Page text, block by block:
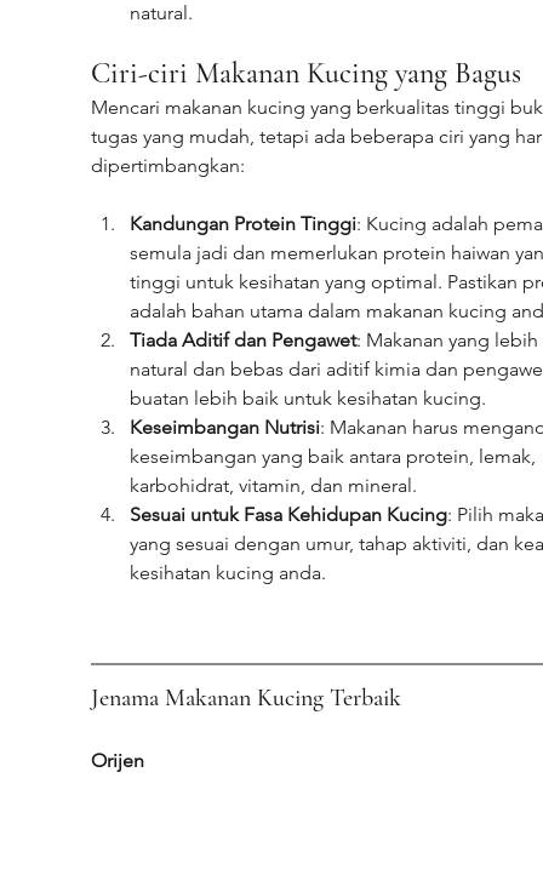
natural.
Ciri-ciri Makanan Kucing yang Bagus
Mencari makanan kucing yang berkualitas tinggi
tugas yang mudah, tetapi ada beberapa ciri yang
dipertimbangkan:
Kandungan Protein Tinggi: Kucing adalah
semula jadi dan memerlukan protein haiwan
tinggi untuk kesihatan yang optimal. Pastikan
adalah bahan utama dalam makanan kucing
Tiada Aditif dan Pengawet: Makanan yang lebih
natural dan bebas dari aditif kimia dan
buatan lebih baik untuk kesihatan kucing.
Keseimbangan Nutrisi: Makanan harus
keseimbangan yang baik antara protein, lemak,
karbohidrat, vitamin, dan mineral.
Sesuai untuk Fasa Kehidupan Kucing: Pilih
yang sesuai dengan umur, tahap aktiviti, dan
kesihatan kucing anda.
Jenama Makanan Kucing Terbaik
Orijen